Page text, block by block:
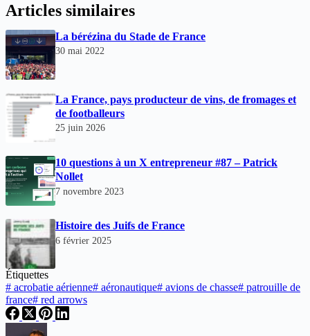
Articles similaires
La bérézina du Stade de France
30 mai 2022
La France, pays producteur de vins, de fromages et
de footballeurs
25 juin 2026
10 questions à un X entrepreneur #87 – Patrick
Nollet
7 novembre 2023
Histoire des Juifs de France
6 février 2025
Étiquettes
# acrobatie aérienne# aéronautique# avions de chasse# patrouille de
france# red arrows